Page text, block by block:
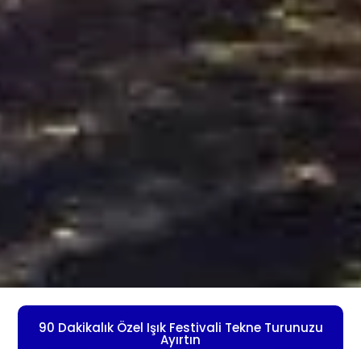
90 Dakikalık Özel Işık Festivali Tekne Turunuzu
Ayırtın